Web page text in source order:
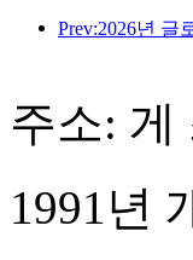
주소: 게
1991년